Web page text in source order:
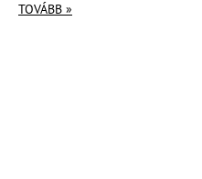
TOVÁBB »